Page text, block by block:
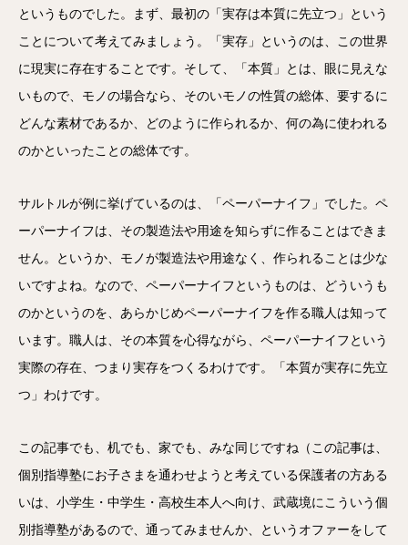
というものでした。まず、最初の「実存は本質に先立つ」という
ことについて考えてみましょう。「実存」というのは、この世界
に現実に存在することです。そして、「本質」とは、眼に見えな
いもので、モノの場合なら、そのいモノの性質の総体、要するに
どんな素材であるか、どのように作られるか、何の為に使われる
のかといったことの総体です。
サルトルが例に挙げているのは、「ペーパーナイフ」でした。ペ
ーパーナイフは、その製造法や用途を知らずに作ることはできま
せん。というか、モノが製造法や用途なく、作られることは少な
いですよね。なので、ペーパーナイフというものは、どういうも
のかというのを、あらかじめペーパーナイフを作る職人は知って
います。職人は、その本質を心得ながら、ペーパーナイフという
実際の存在、つまり実存をつくるわけです。「本質が実存に先立
つ」わけです。
この記事でも、机でも、家でも、みな同じですね（この記事は、
個別指導塾にお子さまを通わせようと考えている保護者の方ある
いは、小学生・中学生・高校生本人へ向け、武蔵境にこういう個
別指導塾があるので、通ってみませんか、というオファーをして